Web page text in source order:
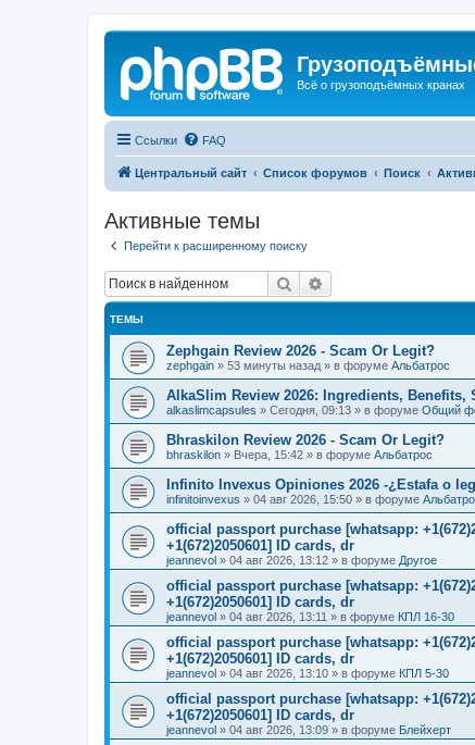
Всё о грузоподъёмных кранах
Ссылки FAQ
Центральный сайт Список форумов Поиск
Активные темы
Перейти к расширенному поиску
Поиск
ТЕМЫ
Zephgain Review 2026 - Scam Or Legit?
zephgain » 53 минуты назад » в форуме Альбатрос
AlkaSlim Review 2026: Ingredients, Benefits,
alkaslimcapsules » Сегодня, 09:13 » в форуме Общий
Bhraskilon Review 2026 - Scam Or Legit?
bhraskilon » Вчера, 15:42 » в форуме Альбатрос
Infinito Invexus Opiniones 2026 -¿Estafa o
infinitoinvexus » 04 авг 2026, 15:50 » в форуме
official passport purchase [whatsapp:
+1(672)2050601] ID cards, dr
jeannevol » 04 авг 2026, 13:12 » в форуме Другое
official passport purchase [whatsapp:
+1(672)2050601] ID cards, dr
jeannevol » 04 авг 2026, 13:11 » в форуме КПЛ 16-30
official passport purchase [whatsapp:
+1(672)2050601] ID cards, dr
jeannevol » 04 авг 2026, 13:10 » в форуме КПЛ 5-30
official passport purchase [whatsapp:
+1(672)2050601] ID cards, dr
jeannevol » 04 авг 2026, 13:09 » в форуме Блейхерт